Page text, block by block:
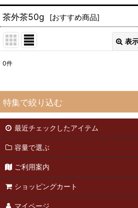
茶外茶50g [おすすめ商品]
表
並び順:
0件
特集で絞り込む
緑茶50g
緑茶25g
武夷岩茶50g
最近チェックしたアイテム
容量で選ぶ
ご利用案内
ショッピングカート
マイページ